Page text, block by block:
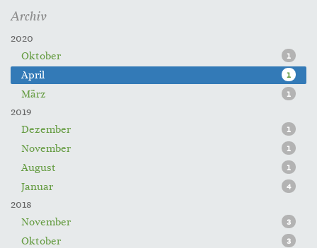
Archiv
2020
Oktober
1
April 1
März 1
2019
Dezember
1
November 1
August 1
Januar 4
2018
November
3
Oktober 3